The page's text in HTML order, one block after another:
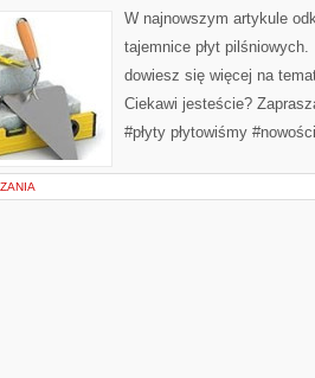
W najnowszym artykule
tajemnice płyt
dowiesz się więcej na
Ciekawi jesteście?
#płyty płytowiśmy #nowości